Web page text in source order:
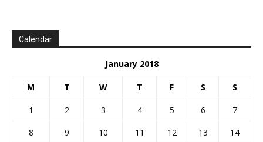
Calendar
January 2018
M T W T F S S
1 2 3 4 5 6
7
8
9 10 11 12 13
14